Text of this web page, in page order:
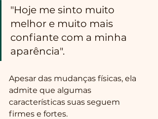
"Hoje me sinto muito
melhor e muito mais
confiante com a minha
aparência".
Apesar das mudanças físicas, ela
admite que algumas
características suas seguem
firmes e fortes.